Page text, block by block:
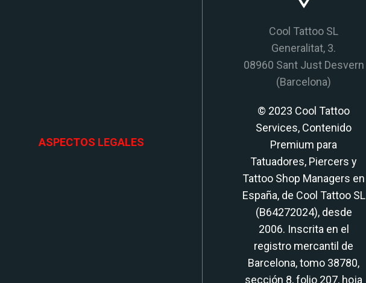
ASPECTOS LEGALES
Cool Tattoo SL
Generalitat, 3.
08960 Sant Just Desvern
(Barcelona)
© 2023 Cool Tattoo
Services, Contenido
Premium para
Tatuadores, Piercers y
Tattoo Shop Managers en
España, de Cool Tattoo SL
(B64272024), desde
2006. Inscrita en el
registro mercantil de
Barcelona, tomo 38780,
sección 8, folio 207, hoja